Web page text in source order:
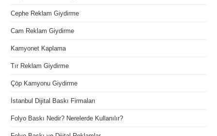
Cephe Reklam Giydirme
Cam Reklam Giydirme
Kamyonet Kaplama
Tır Reklam Giydirme
Çöp Kamyonu Giydirme
İstanbul Dijital Baskı Firmaları
Folyo Baskı Nedir? Nerelerde Kullanılır?